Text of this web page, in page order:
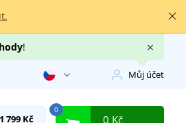
!
Můj účet
1 799 Kč
0
0 Kč